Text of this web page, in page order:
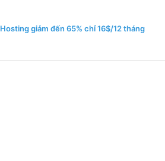
h
Hosting giảm đến 65% chỉ 16$/12 tháng